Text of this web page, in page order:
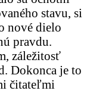
stavu, si
nové dielo
pravdu.
záležitosť
Dokonca je to
čitateľmi